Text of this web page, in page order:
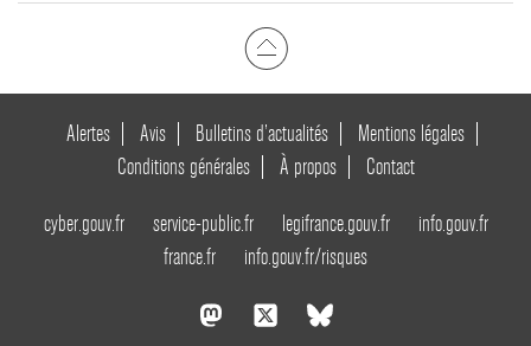
Alertes Avis Bulletins d’actualités
Mentions légales
Conditions générales
À propos Contact
cyber.gouv.fr service-public.fr legifrance.gouv.fr
info.gouv.fr
france.fr
info.gouv.fr/risques